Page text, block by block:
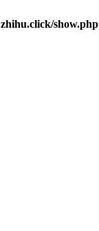
show.php